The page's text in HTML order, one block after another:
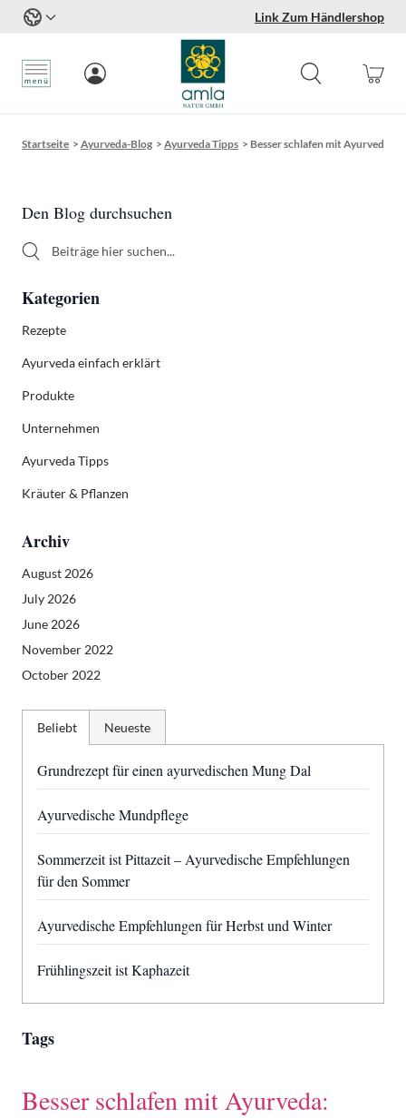
Link Zum Händlershop
Startseite > Ayurveda-Blog > Ayurveda Tipps > Besser schlafen mit Ayurveda:
Sidebar
Den Blog durchsuchen
Den Blog durchsuchen
Kategorien
Rezepte
Ayurveda einfach erklärt
Produkte
Unternehmen
Ayurveda Tipps
Kräuter & Pflanzen
Archiv
August 2026
July 2026
June 2026
November 2022
October 2022
Beliebt
Grundrezept für einen ayurvedischen Mung Dal
Ayurvedische Mundpflege
Sommerzeit ist Pittazeit – Ayurvedische Empfehlungen
für den Sommer
Ayurvedische Empfehlungen für Herbst und Winter
Frühlingszeit ist Kaphazeit
Neueste
Tags
Besser schlafen mit Ayurveda: